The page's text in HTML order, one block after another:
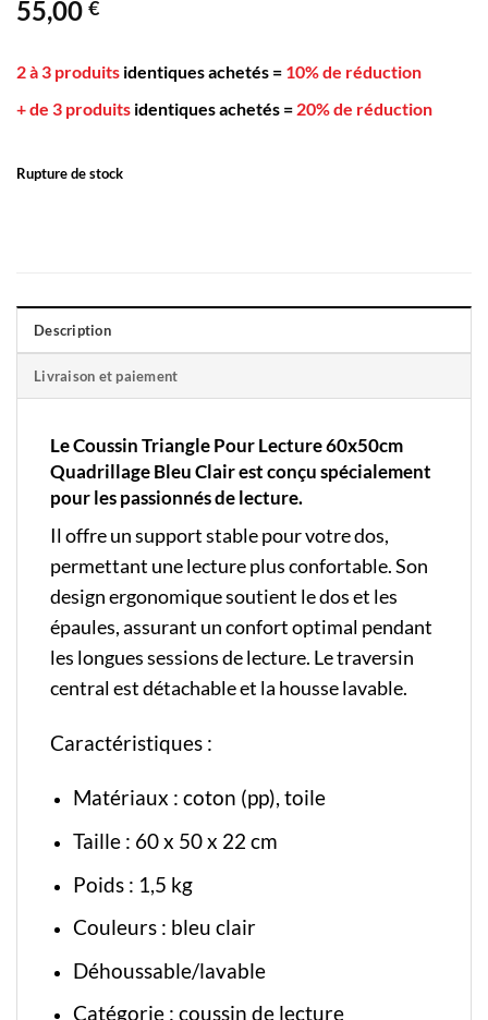
55,00 €
2 à 3 produits identiques achetés = 10% de réduction
+ de 3 produits identiques achetés = 20% de réduction
Rupture de stock
Description
Livraison et paiement
Le Coussin Triangle Pour Lecture 60x50cm
Quadrillage Bleu Clair est conçu spécialement
pour les passionnés de lecture.
Il offre un support stable pour votre dos,
permettant une lecture plus confortable. Son
design ergonomique soutient le dos et les
épaules, assurant un confort optimal pendant
les longues sessions de lecture. Le traversin
central est détachable et la housse lavable.
Caractéristiques :
Matériaux : coton (pp), toile
Taille : 60 x 50 x 22 cm
Poids : 1,5 kg
Couleurs : bleu clair
Déhoussable/lavable
Catégorie : coussin de lecture